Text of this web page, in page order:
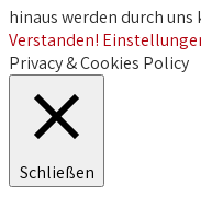
hinaus werden durch
Verstanden!
Privacy & Cookies Policy
Schließen